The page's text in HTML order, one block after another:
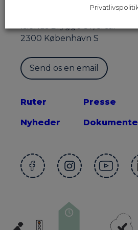
Sekretariatet for
2300 København S
Send os en email
Ruter
Nyheder
Presse